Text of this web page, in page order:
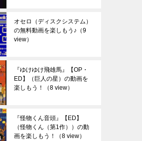
オセロ（ディスクシステム）
の無料動画を楽しもう♪ （9
view）
『ゆけゆけ飛雄馬』【OP・
ED】（巨人の星）の動画を
楽しもう！
（8 view）
『怪物くん音頭』【ED】
（怪物くん（第1作））の動
画を楽しもう！
（8 view）